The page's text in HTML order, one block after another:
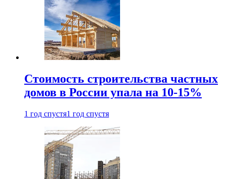
Стоимость строительства частных
домов в России упала на 10-15%
1 год спустя1 год спустя